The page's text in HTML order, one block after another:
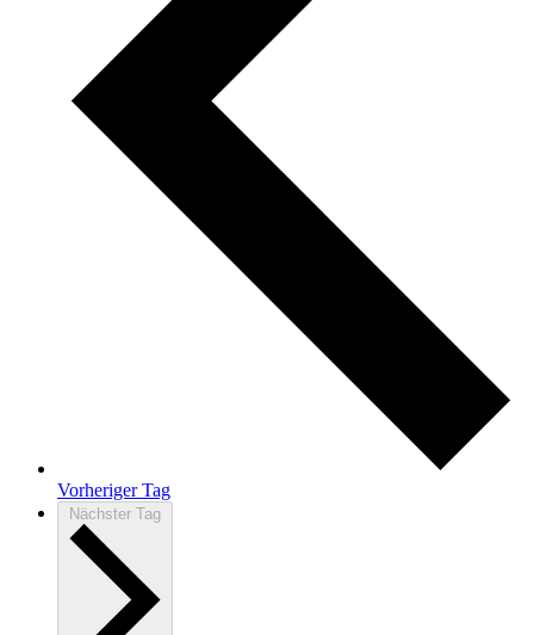
Vorheriger Tag
Nächster Tag